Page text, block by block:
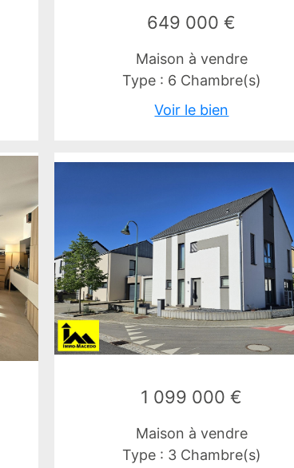
649 000 €
Maison à vendre
Type : 6 Chambre(s)
Voir le bien
1 099 000 €
Maison à vendre
Type : 3 Chambre(s)